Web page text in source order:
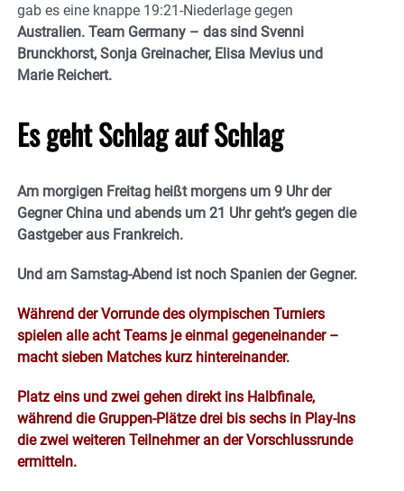
gab es eine knappe 19:21-Niederlage gegen
Australien. Team Germany – das sind Svenni
Brunckhorst, Sonja Greinacher, Elisa Mevius und
Marie Reichert.
Es geht Schlag auf Schlag
Am morgigen Freitag heißt morgens um 9 Uhr der
Gegner China und abends um 21 Uhr geht’s gegen die
Gastgeber aus Frankreich.
Und am Samstag-Abend ist noch Spanien der Gegner.
Während der Vorrunde des olympischen Turniers
spielen alle acht Teams je einmal gegeneinander –
macht sieben Matches kurz hintereinander.
Platz eins und zwei gehen direkt ins Halbfinale,
während die Gruppen-Plätze drei bis sechs in Play-Ins
die zwei weiteren Teilnehmer an der Vorschlussrunde
ermitteln.